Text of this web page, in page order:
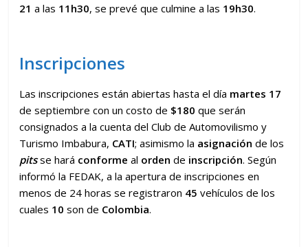
21 a las 11h30, se prevé que culmine a las 19h30.
Inscripciones
Las inscripciones están abiertas hasta el día martes 17
de septiembre con un costo de $180 que serán
consignados a la cuenta del Club de Automovilismo y
Turismo Imbabura, CATI; asimismo la asignación de los
pitsse hará conforme al orden de inscripción. Según
informó la FEDAK, a la apertura de inscripciones en
menos de 24 horas se registraron 45 vehículos de los
cuales 10 son de Colombia.